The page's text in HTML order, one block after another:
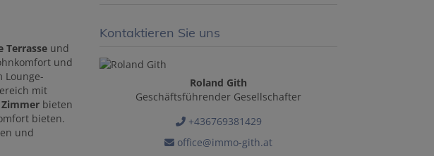
Terrasse und
und
Lounge-
mit
bieten
bieten.
und
Kontaktieren Sie uns
Roland Gith
Geschäftsführender Gesellschafter
+436769381429
office@immo-gith.at